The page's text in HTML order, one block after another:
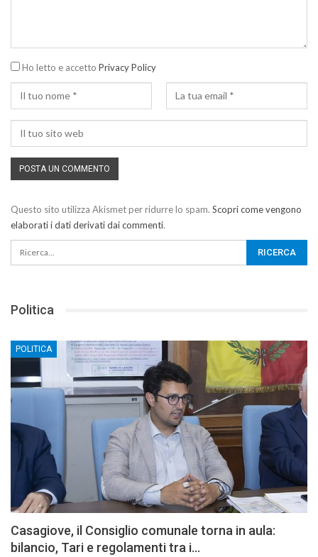
Ho letto e accetto Privacy Policy
Questo sito utilizza Akismet per ridurre lo spam. Scopri come vengono
elaborati i dati derivati dai commenti.
Politica
POLITICA
Casagiove, il Consiglio comunale torna in aula:
bilancio, Tari e regolamenti tra i…